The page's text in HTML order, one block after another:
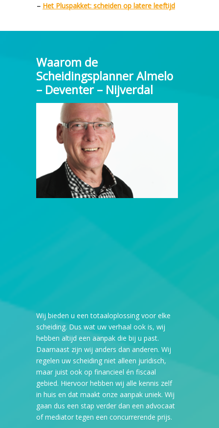
– Het Pluspakket: scheiden op latere leeftijd
Waarom de
Scheidingsplanner Almelo
– Deventer – Nijverdal
Wij bieden u een totaaloplossing voor elke
scheiding. Dus wat uw verhaal ook is, wij
hebben altijd een aanpak die bij u past.
Daarnaast zijn wij anders dan anderen. Wij
regelen uw scheiding niet alleen juridisch,
maar juist ook op financieel én fiscaal
gebied. Hiervoor hebben wij alle kennis zelf
in huis en dat maakt onze aanpak uniek. Wij
gaan dus een stap verder dan een advocaat
of mediator tegen een concurrerende prijs.